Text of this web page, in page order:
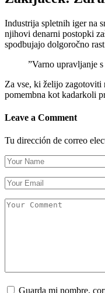
Industrija spletnih iger na
njihovi denarni postopki
spodbujajo dolgoročno
”Varno upravljanje
Za vse, ki želijo zagotoviti
pomembna kot kadarkoli
Leave a Comment
Tu dirección de correo
Guarda mi nombre,